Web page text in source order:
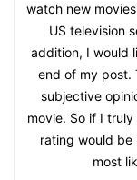
watch new
US television
addition, I would
end of my post.
subjective
movie. So if I
rating would be
most